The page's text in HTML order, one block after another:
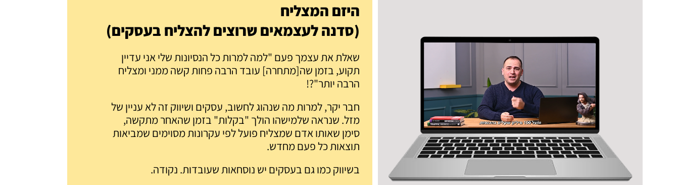
היזם המצליח
(סדנה לעצמאים שרוצים להצליח בעסקים)
שאלת את עצמך פעם "למה למרות כל הנסיונות שלי אני עדיין
תקוע, בזמן שה[מתחרה] עובד הרבה פחות קשה ממני ומצליח
הרבה יותר"?!
חבר יקר, למרות מה שנהוג לחשוב, עסקים ושיווק זה לא עניין של
מזל. שנראה שלמישהו הולך "בקלות" בזמן שהאחר מתקשה,
סימן שאותו אדם שמצליח פועל לפי עקרונות מסוימים שמביאות
תוצאות כל פעם מחדש.
בשיווק כמו גם בעסקים יש נוסחאות שעובדות. נקודה.